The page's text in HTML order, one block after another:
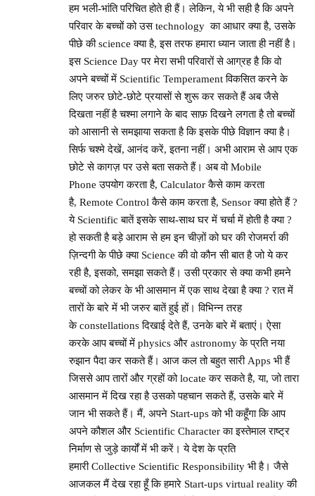
हम भली-भांति परिचित होते ही हैं। लेकिन, ये भी सही है कि अपने
परिवार के बच्चों को उस technology का आधार क्या है, उसके
पीछे की science क्या है, इस तरफ हमारा ध्यान जाता ही नहीं है।
इस Science Day पर मेरा सभी परिवारों से आग्रह है कि वो
अपने बच्चों में Scientific Temperament विकसित करने के
लिए जरुर छोटे-छोटे प्रयासों से शुरू कर सकते हैं अब जैसे
दिखता नहीं है चश्मा लगाने के बाद साफ़ दिखने लगता है तो बच्चों
को आसानी से समझाया सकता है कि इसके पीछे विज्ञान क्या है।
सिर्फ चश्मे देखें, आनंद करें, इतना नहीं। अभी आराम से आप एक
छोटे से कागज़ पर उसे बता सकते हैं। अब वो Mobile
Phone उपयोग करता है, Calculator कैसे काम करता
है, Remote Control कैसे काम करता है, Sensor क्या होते हैं ?
ये Scientific बातें इसके साथ-साथ घर में चर्चा में होती है क्या ?
हो सकती है बड़े आराम से हम इन चीज़ों को घर की रोजमर्रा की
ज़िन्दगी के पीछे क्या Science की वो कौन सी बात है जो ये कर
रही है, इसको, समझा सकते हैं। उसी प्रकार से क्या कभी हमने
बच्चों को लेकर के भी आसमान में एक साथ देखा है क्या ? रात में
तारों के बारे में भी जरुर बातें हुई हों। विभिन्न तरह
के constellations दिखाई देते हैं, उनके बारे में बताएं। ऐसा
करके आप बच्चों में physics और astronomy के प्रति नया
रुझान पैदा कर सकते हैं। आज कल तो बहुत सारी Apps भी हैं
जिससे आप तारों और ग्रहों को locate कर सकते है, या, जो तारा
आसमान में दिख रहा है उसको पहचान सकते हैं, उसके बारे में
जान भी सकते हैं। मैं, अपने Start-ups को भी कहूँगा कि आप
अपने कौशल और Scientific Character का इस्तेमाल राष्ट्र
निर्माण से जुड़े कार्यों में भी करें। ये देश के प्रति
हमारी Collective Scientific Responsibility भी है। जैसे
आजकल मैं देख रहा हूँ कि हमारे Start-ups virtual reality की